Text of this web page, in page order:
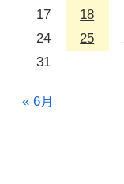
17
18
24
25
31
« 6月